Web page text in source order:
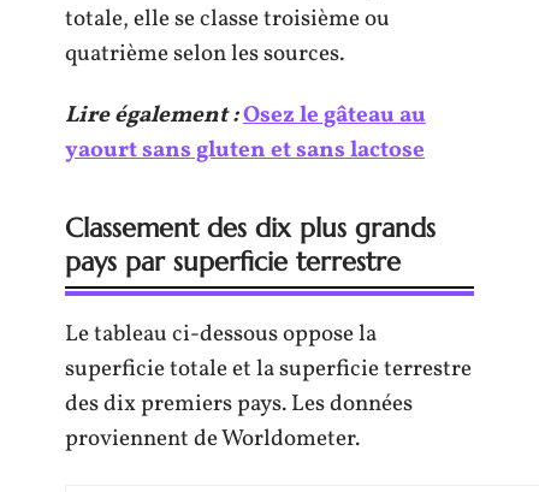
totale, elle se classe troisième ou
quatrième selon les sources.
Lire également :Osez le gâteau au
yaourt sans gluten et sans lactose
Classement des dix plus grands
pays par superficie terrestre
Le tableau ci-dessous oppose la
superficie totale et la superficie terrestre
des dix premiers pays. Les données
proviennent de Worldometer.